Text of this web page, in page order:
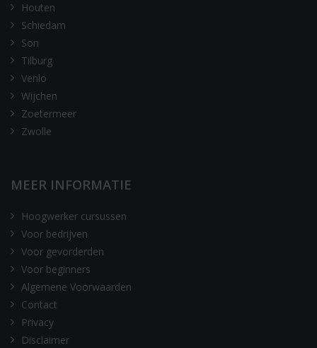
Houten
Schiedam
Son
Tilburg
Venlo
Wijchen
Zoetermeer
Zwolle
MEER INFORMATIE
Hoogwerker cursussen
Voor bedrijven
Voor gevorderden
Voor beginners
Algemene Voorwaarden
Contact
Privacy
Disclaimer